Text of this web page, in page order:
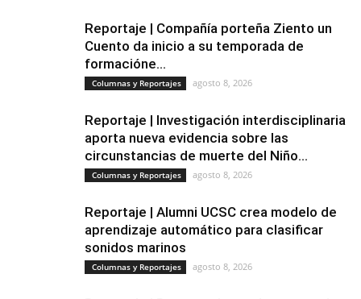
Reportaje | Compañía porteña Ziento un
Cuento da inicio a su temporada de
formacióne...
Columnas y Reportajes agosto 8, 2026
Reportaje | Investigación interdisciplinaria
aporta nueva evidencia sobre las
circunstancias de muerte del Niño...
Columnas y Reportajes agosto 8, 2026
Reportaje | Alumni UCSC crea modelo de
aprendizaje automático para clasificar
sonidos marinos
Columnas y Reportajes agosto 8, 2026